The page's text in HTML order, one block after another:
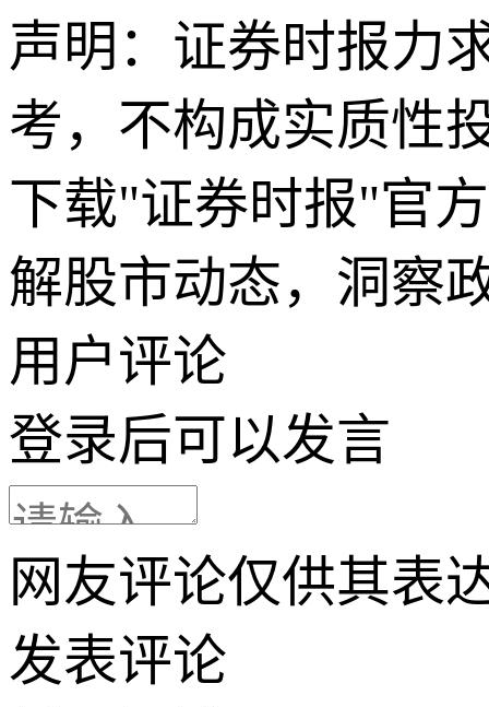
声明：证券时报力
考，不构成实质性
下载"证券时报"官
解股市动态，洞察
用户评论
登录后可以发言
网友评论仅供其表
发表评论